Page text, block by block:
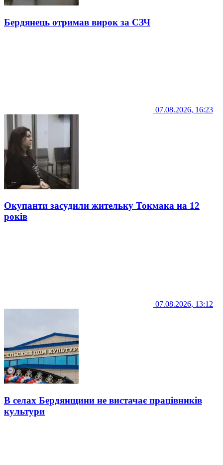
Бердянець отримав вирок за СЗЧ
07.08.2026, 16:23
Окупанти засудили жительку Токмака на 12
років
07.08.2026, 13:12
В селах Бердянщини не вистачає працівників
культури